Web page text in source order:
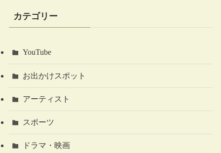
カテゴリー
YouTube
お出かけスポット
アーティスト
スポーツ
ドラマ・映画